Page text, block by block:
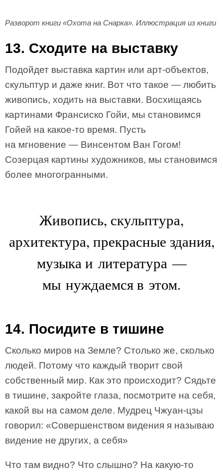
Разворот книги «Охота на Снарка». Иллюстрация из книги
13. Сходите на выставку
Подойдет выставка картин или арт-объектов,
скульптур и даже книг. Вот что такое — любить
живопись, ходить на выставки. Восхи­щаясь
картинами Франсиско Гойи, мы становимся
Гойей на какое-то время. Пусть
на мгновение — Винсентом Ван Гогом!
Созерцая картины художников, мы становимся
более многогранными.
Живопись, скульптура,
архитектура, прекрасные здания,
музыка и литература —
мы нуждаемся в этом.
14. Посидите в тишине
Сколько миров на Земле? Столько же, сколько
людей. Потому что каждый творит свой
собственный мир. Как это происходит? Сядьте
в тишине, закройте глаза, посмотрите на себя,
какой вы на самом деле. Мудрец Чжуан-цзы
говорил: «Совершенством видения я называю
видение не других, а себя»
Что там видно? Что слышно? На какую-то